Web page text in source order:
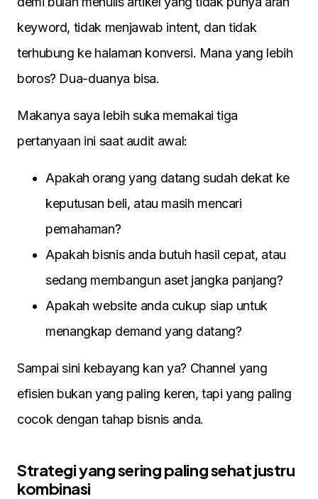
keyword, tidak menjawab intent, dan tidak
terhubung ke halaman konversi. Mana yang lebih
boros? Dua-duanya bisa.
Makanya saya lebih suka memakai tiga
pertanyaan ini saat audit awal:
Apakah orang yang datang sudah dekat ke
keputusan beli, atau masih mencari
pemahaman?
Apakah bisnis anda butuh hasil cepat, atau
sedang membangun aset jangka panjang?
Apakah website anda cukup siap untuk
menangkap demand yang datang?
Sampai sini kebayang kan ya? Channel yang
efisien bukan yang paling keren, tapi yang paling
cocok dengan tahap bisnis anda.
Strategi yang sering paling sehat justru
kombinasi